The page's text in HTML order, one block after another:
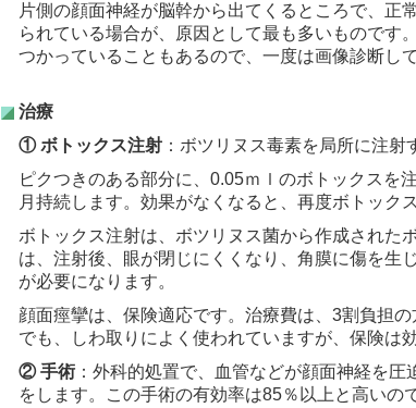
片側の顔面神経が脳幹から出てくるところで、正
られている場合が、原因として最も多いもので
つかっていることもあるので、一度は画像診断し
治療
① ボトックス注射 ：ボツリヌス毒素を局所に注射
ピクつきのある部分に、0.05ｍｌのボトックスを
月持続します。効果がなくなると、再度ボトック
ボトックス注射は、ボツリヌス菌から作成された
は、注射後、眼が閉じにくくなり、角膜に傷を生
が必要になります。
顔面痙攣は、保険適応です。治療費は、3割負担
でも、しわ取りによく使われていますが、保険は
② 手術 ：外科的処置で、血管などが顔面神経を
をします。この手術の有効率は85％以上と高い